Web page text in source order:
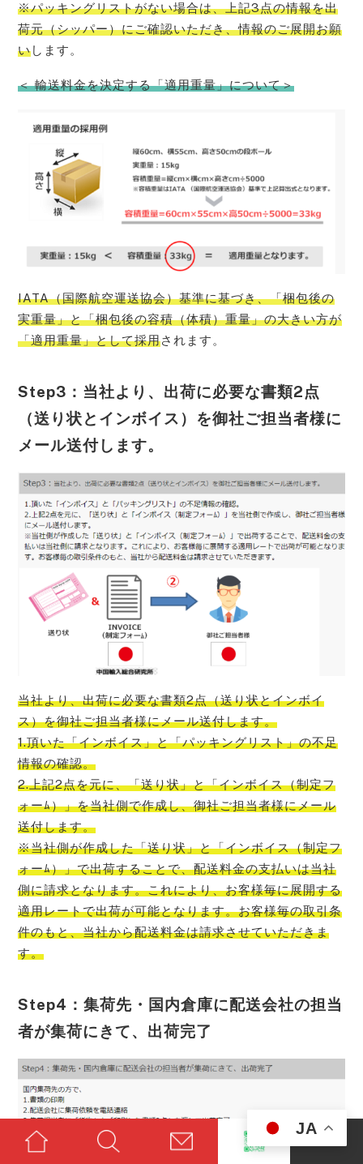
※パッキングリストがない場合は、上記3点の情報を出
荷元（シッパー）にご確認いただき、情報のご展開お願
いします。
＜ 輸送料金を決定する「適用重量」について＞
IATA（国際航空運送協会）基準に基づき、「梱包後の
実重量」と「梱包後の容積（体積）重量」の大きい方が
「適用重量」として採用されます。
Step3：当社より、出荷に必要な書類2点
（送り状とインボイス）を御社ご担当者様に
メール送付します。
当社より、出荷に必要な書類2点（送り状とインボイ
ス）を御社ご担当者様にメール送付します。
1.頂いた「インボイス」と「パッキングリスト」の不足
情報の確認。
2.上記2点を元に、「送り状」と「インボイス（制定フ
ォーﾑ）」を当社側で作成し、御社ご担当者様にメール
送付します。
※当社側が作成した「送り状」と「インボイス（制定フ
ォーﾑ）」で出荷することで、配送料金の支払いは当社
側に請求となります。これにより、お客様毎に展開する
適用レートで出荷が可能となります。お客様毎の取引条
件のもと、当社から配送料金は請求させていただきま
す。
Step4：集荷先・国内倉庫に配送会社の担当
者が集荷にきて、出荷完了
JA